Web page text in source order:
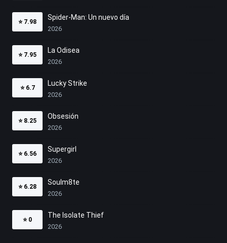
⭐ 7.98
Spider-Man: Un nuevo día
2026
⭐ 7.95
La Odisea
2026
⭐ 6.7
Lucky Strike
2026
⭐ 8.25
Obsesión
2026
⭐ 6.56
Supergirl
2026
⭐ 6.28
Soulm8te
2026
⭐ 0
The Isolate Thief
2026